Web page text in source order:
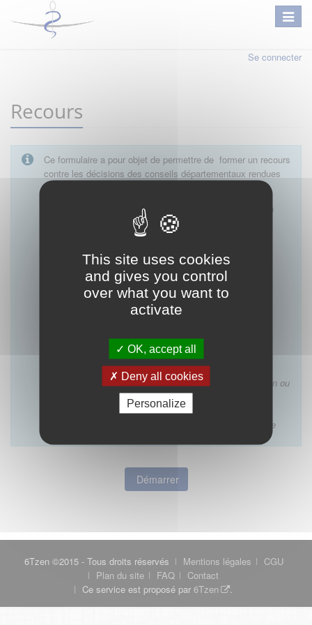
This site uses cookies
and gives you control
over what you want to
activate
OK, accept all
Deny all cookies
Personalize
Se connecter
Recours
Ce formulaire a pour objet de permettre de former un recours
contre les décisions des conseils départementaux rendues
en matière :
D’autorisation de tenue de cabinet par un médecin
D’autorisation d’exercice dans une unité mobile
D'autorisation d'exercice d'une activité médicale
D’autorisation d’exercice sur un site distinct de la
résidence professionnelle
D'autorisation d'installation après remplacement
D'exemption de garde
Ce formulaire ne concerne pas :
Les décisions des conseils départementaux
relatives à l’inscription au tableau, à la qualification ou
à la VAE ordinale
Les décisions rendues par un conseil régional ou
interrégional ou une juridiction disciplinaire ordinale
Démarrer
6Tzen ©2015 - Tous droits réservés Mentions légales
CGU
Plan du site
FAQ
Contact
Ce service est proposé par 6Tzen .